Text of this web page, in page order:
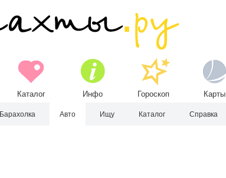
Каталог Инфо Гороскоп Карты
Барахолка Авто Ищу Каталог Справка